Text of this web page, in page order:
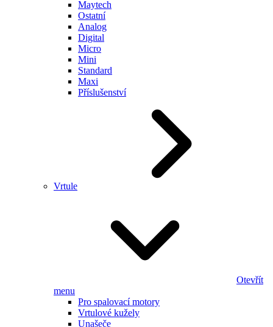
Maytech
Ostatní
Analog
Digital
Micro
Mini
Standard
Maxi
Příslušenství
Vrtule
Otevřít
menu
Pro spalovací motory
Vrtulové kužely
Unašeče